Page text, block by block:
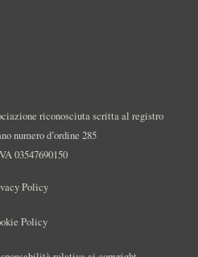
riconosciuta scritta al registro
numero d’ordine 285
03547690150
Policy
Policy